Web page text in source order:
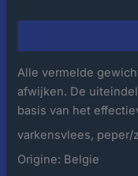
Alle vermelde
afwijken. De
basis van het
varkensvlees, peper/
Origine: Belgie